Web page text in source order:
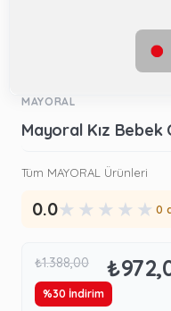
MAYORAL
Mayoral Kız Bebek
Tüm MAYORAL Ürünleri
0.0★ ★ ★ ★ ★ 0
₺1.388,00
%30 İndirim